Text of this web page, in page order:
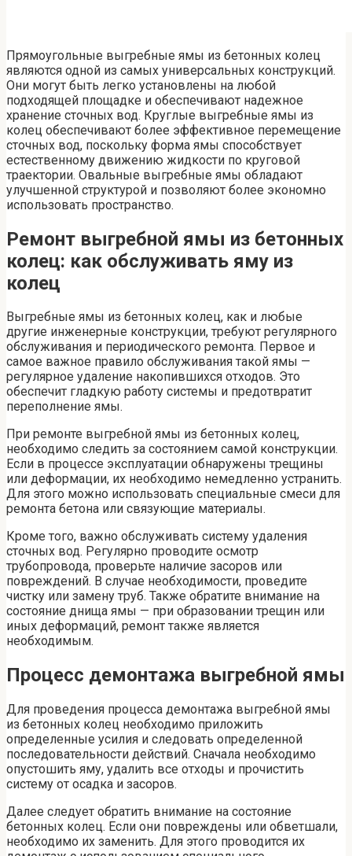
Прямоугольные выгребные ямы из бетонных колец
являются одной из самых универсальных конструкций.
Они могут быть легко установлены на любой
подходящей площадке и обеспечивают надежное
хранение сточных вод. Круглые выгребные ямы из
колец обеспечивают более эффективное перемещение
сточных вод, поскольку форма ямы способствует
естественному движению жидкости по круговой
траектории. Овальные выгребные ямы обладают
улучшенной структурой и позволяют более экономно
использовать пространство.
Ремонт выгребной ямы из бетонных
колец: как обслуживать яму из
колец
Выгребные ямы из бетонных колец, как и любые
другие инженерные конструкции, требуют регулярного
обслуживания и периодического ремонта. Первое и
самое важное правило обслуживания такой ямы —
регулярное удаление накопившихся отходов. Это
обеспечит гладкую работу системы и предотвратит
переполнение ямы.
При ремонте выгребной ямы из бетонных колец,
необходимо следить за состоянием самой конструкции.
Если в процессе эксплуатации обнаружены трещины
или деформации, их необходимо немедленно устранить.
Для этого можно использовать специальные смеси для
ремонта бетона или связующие материалы.
Кроме того, важно обслуживать систему удаления
сточных вод. Регулярно проводите осмотр
трубопровода, проверьте наличие засоров или
повреждений. В случае необходимости, проведите
чистку или замену труб. Также обратите внимание на
состояние днища ямы — при образовании трещин или
иных деформаций, ремонт также является
необходимым.
Процесс демонтажа выгребной ямы
Для проведения процесса демонтажа выгребной ямы
из бетонных колец необходимо приложить
определенные усилия и следовать определенной
последовательности действий. Сначала необходимо
опустошить яму, удалить все отходы и прочистить
систему от осадка и засоров.
Далее следует обратить внимание на состояние
бетонных колец. Если они повреждены или обветшали,
необходимо их заменить. Для этого проводится их